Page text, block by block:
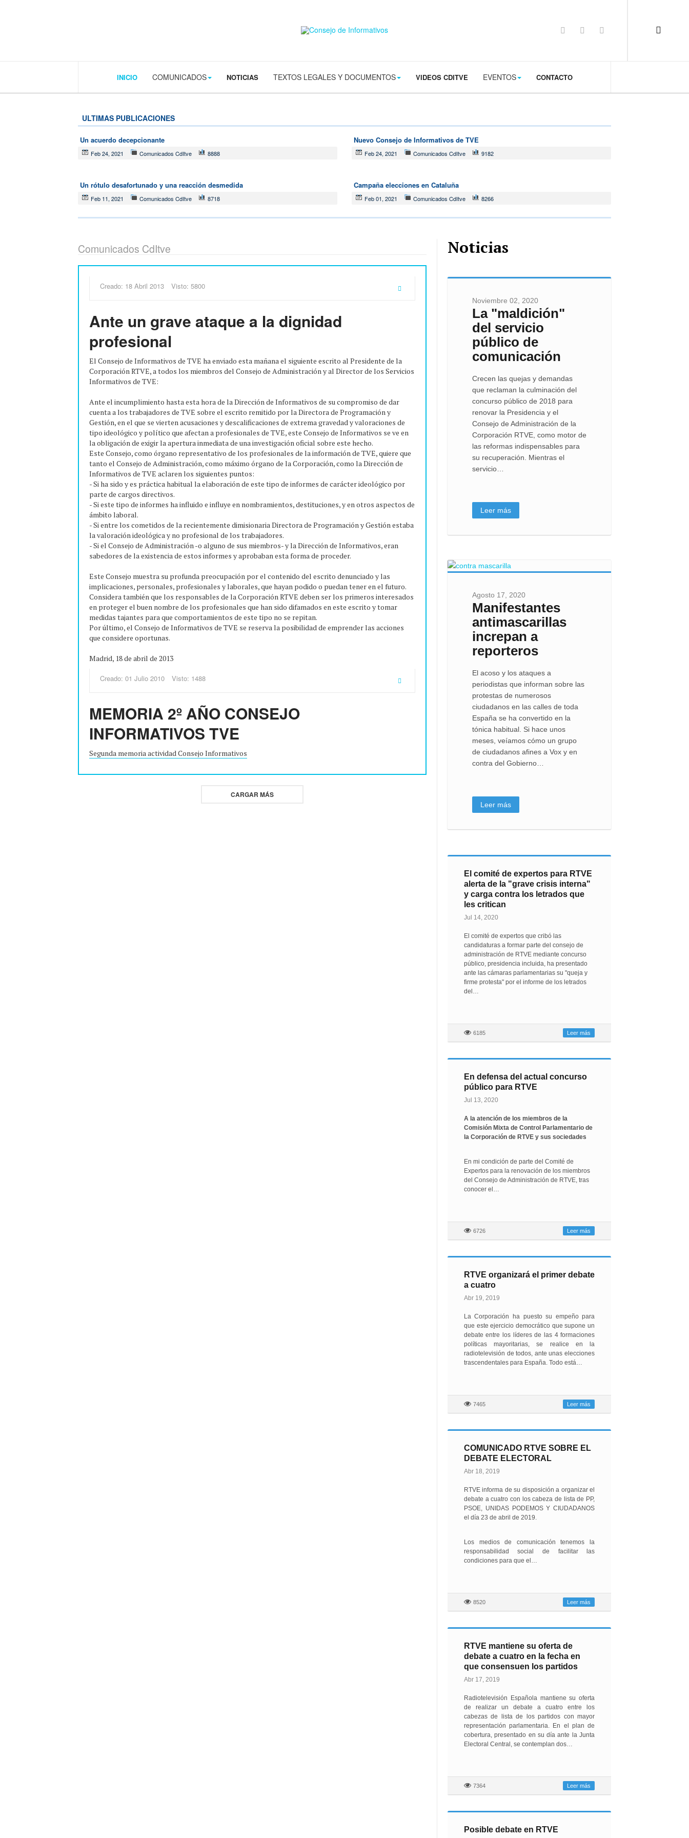
INICIO COMUNICADOS NOTICIAS TEXTOS LEGALES Y DOCUMENTOS VIDEOS CDITVE EVENTOS CONTACTO
ULTIMAS PUBLICACIONES
Un acuerdo decepcionante
Feb 24, 2021 Comunicados CdItve 8888
Nuevo Consejo de Informativos de TVE
Feb 24, 2021 Comunicados CdItve 9182
Un rótulo desafortunado y una reacción desmedida
Feb 11, 2021 Comunicados CdItve 8718
Campaña elecciones en Cataluña
Feb 01, 2021 Comunicados CdItve 8266
Comunicados CdItve
Creado: 18 Abril 2013 Visto: 5800
Ante un grave ataque a la dignidad
profesional
El Consejo de Informativos de TVE ha enviado esta mañana el siguiente escrito al Presidente de la
Corporación RTVE, a todos los miembros del Consejo de Administración y al Director de los Servicios
Informativos de TVE:
Ante el incumplimiento hasta esta hora de la Dirección de Informativos de su compromiso de dar
cuenta a los trabajadores de TVE sobre el escrito remitido por la Directora de Programación y
Gestión, en el que se vierten acusaciones y descalificaciones de extrema gravedad y valoraciones de
tipo ideológico y político que afectan a profesionales de TVE, este Consejo de Informativos se ve en
la obligación de exigir la apertura inmediata de una investigación oficial sobre este hecho.
Este Consejo, como órgano representativo de los profesionales de la información de TVE, quiere que
tanto el Consejo de Administración, como máximo órgano de la Corporación, como la Dirección de
Informativos de TVE aclaren los siguientes puntos:
- Si ha sido y es práctica habitual la elaboración de este tipo de informes de carácter ideológico por
parte de cargos directivos.
- Si este tipo de informes ha influido e influye en nombramientos, destituciones, y en otros aspectos de
ámbito laboral.
- Si entre los cometidos de la recientemente dimisionaria Directora de Programación y Gestión estaba
la valoración ideológica y no profesional de los trabajadores.
- Si el Consejo de Administración -o alguno de sus miembros- y la Dirección de Informativos, eran
sabedores de la existencia de estos informes y aprobaban esta forma de proceder.
Este Consejo muestra su profunda preocupación por el contenido del escrito denunciado y las
implicaciones, personales, profesionales y laborales, que hayan podido o puedan tener en el futuro.
Considera también que los responsables de la Corporación RTVE deben ser los primeros interesados
en proteger el buen nombre de los profesionales que han sido difamados en este escrito y tomar
medidas tajantes para que comportamientos de este tipo no se repitan.
Por último, el Consejo de Informativos de TVE se reserva la posibilidad de emprender las acciones
que considere oportunas.
Madrid, 18 de abril de 2013
Creado: 01 Julio 2010 Visto: 1488
MEMORIA 2º AÑO CONSEJO
INFORMATIVOS TVE
Segunda memoria actividad Consejo Informativos
CARGAR MÁS
Noticias
Noviembre 02, 2020
La "maldición"
del servicio
público de
comunicación
Crecen las quejas y demandas
que reclaman la culminación del
concurso público de 2018 para
renovar la Presidencia y el
Consejo de Administración de la
Corporación RTVE, como motor de
las reformas indispensables para
su recuperación. Mientras el
servicio…
Leer más
Agosto 17, 2020
Manifestantes
antimascarillas
increpan a
reporteros
El acoso y los ataques a
periodistas que informan sobre las
protestas de numerosos
ciudadanos en las calles de toda
España se ha convertido en la
tónica habitual. Si hace unos
meses, veíamos cómo un grupo
de ciudadanos afines a Vox y en
contra del Gobierno…
Leer más
El comité de expertos para RTVE
alerta de la "grave crisis interna"
y carga contra los letrados que
les critican
Jul 14, 2020
El comité de expertos que cribó las
candidaturas a formar parte del consejo de
administración de RTVE mediante concurso
público, presidencia incluida, ha presentado
ante las cámaras parlamentarias su "queja y
firme protesta" por el informe de los letrados
del…
6185 Leer más
En defensa del actual concurso
público para RTVE
Jul 13, 2020
A la atención de los miembros de la
Comisión Mixta de Control Parlamentario de
la Corporación de RTVE y sus sociedades
En mi condición de parte del Comité de
Expertos para la renovación de los miembros
del Consejo de Administración de RTVE, tras
conocer el…
6726 Leer más
RTVE organizará el primer debate
a cuatro
Abr 19, 2019
La Corporación ha puesto su empeño para
que este ejercicio democrático que supone un
debate entre los líderes de las 4 formaciones
políticas mayoritarias, se realice en la
radiotelevisión de todos, ante unas elecciones
trascendentales para España. Todo está…
7465 Leer más
COMUNICADO RTVE SOBRE EL
DEBATE ELECTORAL
Abr 18, 2019
RTVE informa de su disposición a organizar el
debate a cuatro con los cabeza de lista de PP,
PSOE, UNIDAS PODEMOS Y CIUDADANOS
el día 23 de abril de 2019.
Los medios de comunicación tenemos la
responsabilidad social de facilitar las
condiciones para que el…
8520 Leer más
RTVE mantiene su oferta de
debate a cuatro en la fecha en
que consensuen los partidos
Abr 17, 2019
Radiotelevisión Española mantiene su oferta
de realizar un debate a cuatro entre los
cabezas de lista de los partidos con mayor
representación parlamentaria. En el plan de
cobertura, presentado en su día ante la Junta
Electoral Central, se contemplan dos…
7364 Leer más
Posible debate en RTVE